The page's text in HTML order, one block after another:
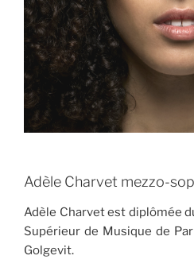
Adèle Charvet mezzo-
Adèle Charvet est diplômée
Supérieur de Musique de
Golgevit.